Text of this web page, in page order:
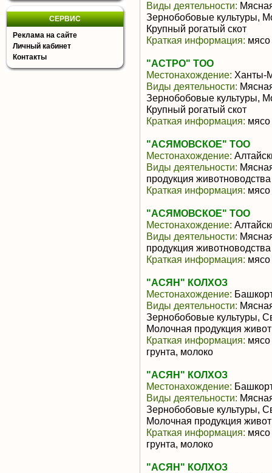
СЕРВИС
Реклама на сайте
Личный кабинет
Контакты
Виды деятельности:
Зернобобовые культуры,
Крупный рогатый скот
Краткая информация: мясо
"АСТРО" ТОО
Местонахождение: Ханты-
Виды деятельности:
Зернобобовые культуры,
Крупный рогатый скот
Краткая информация: мясо
"АСЯМОВСКОЕ" ТОО
Местонахождение:
Виды деятельности:
продукция животноводства
Краткая информация: мясо
"АСЯМОВСКОЕ" ТОО
Местонахождение:
Виды деятельности:
продукция животноводства
Краткая информация: мясо
"АСЯН" КОЛХОЗ
Местонахождение:
Виды деятельности:
Зернобобовые культуры,
Молочная продукция
Краткая информация: мясо
грунта, молоко
"АСЯН" КОЛХОЗ
Местонахождение:
Виды деятельности:
Зернобобовые культуры,
Молочная продукция
Краткая информация: мясо
грунта, молоко
"АСЯН" КОЛХОЗ